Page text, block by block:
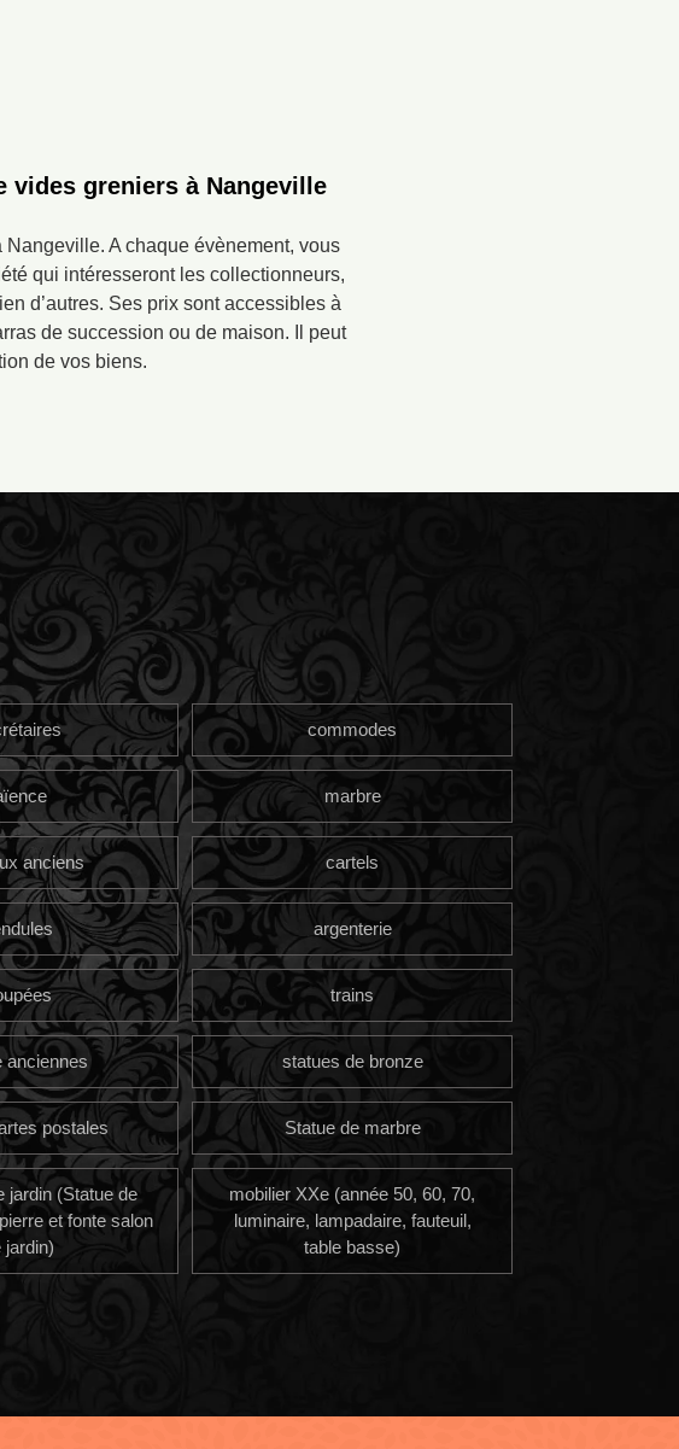
vides greniers à Nangeville
A chaque évènement, vous
qui intéresseront les collectionneurs,
d’autres. Ses prix sont accessibles à
de succession ou de maison. Il peut
de vos biens.
commodes
marbre
anciens cartels
argenterie
trains
anciennes statues de bronze
postales Statue de marbre
jardin (Statue de
et fonte salon
jardin)
mobilier XXe (année 50, 60, 70,
luminaire, lampadaire, fauteuil,
table basse)